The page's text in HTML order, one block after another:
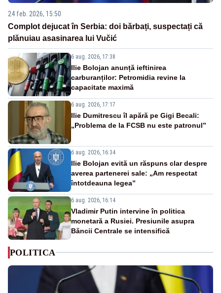
24 feb. 2026, 15:50
Complot dejucat în Serbia: doi bărbați, suspectați că
plănuiau asasinarea lui Vučić
6 aug. 2026, 17:38
Ilie Bolojan anunță ieftinirea
carburanților: Petromidia revine la
capacitate maximă
6 aug. 2026, 17:17
Ilie Dumitrescu îl apără pe Gigi Becali:
„Problema de la FCSB nu este patronul”
6 aug. 2026, 16:34
Ilie Bolojan evită un răspuns clar despre
averea partenerei sale: „Am respectat
întotdeauna legea”
6 aug. 2026, 16:14
Vladimir Putin intervine în politica
monetară a Rusiei. Presiunile asupra
Băncii Centrale se intensifică
POLITICA